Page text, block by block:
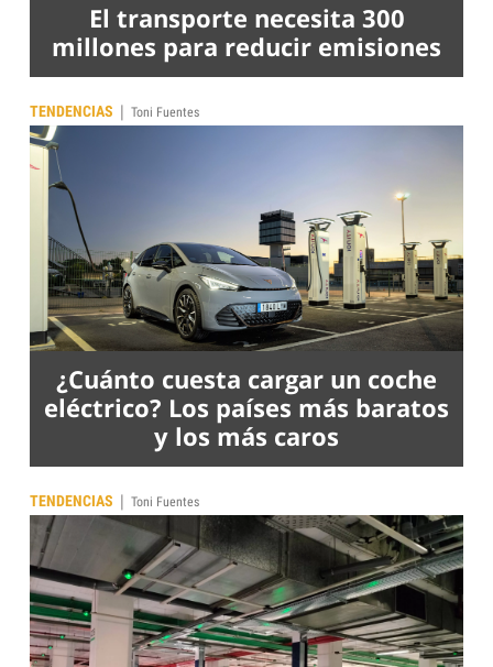
El transporte necesita 300
millones para reducir emisiones
TENDENCIAS | Toni Fuentes
¿Cuánto cuesta cargar un coche
eléctrico? Los países más baratos
y los más caros
TENDENCIAS | Toni Fuentes